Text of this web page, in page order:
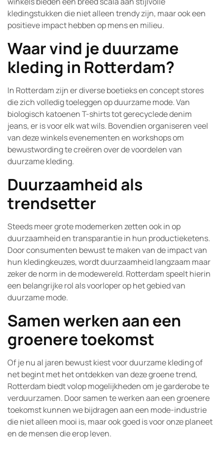
kledingstukken die niet alleen trendy zijn, maar ook een
positieve impact hebben op mens en milieu.
Waar vind je duurzame
kleding in Rotterdam?
In Rotterdam zijn er diverse boetieks en concept stores
die zich volledig toeleggen op duurzame mode. Van
biologisch katoenen T-shirts tot gerecyclede denim
jeans, er is voor elk wat wils. Bovendien organiseren veel
van deze winkels evenementen en workshops om
bewustwording te creëren over de voordelen van
duurzame kleding.
Duurzaamheid als
trendsetter
Steeds meer grote modemerken zetten ook in op
duurzaamheid en transparantie in hun productieketens.
Door consumenten bewust te maken van de impact van
hun kledingkeuzes, wordt duurzaamheid langzaam maar
zeker de norm in de modewereld. Rotterdam speelt hierin
een belangrijke rol als voorloper op het gebied van
duurzame mode.
Samen werken aan een
groenere toekomst
Of je nu al jaren bewust kiest voor duurzame kleding of
net begint met het ontdekken van deze groene trend,
Rotterdam biedt volop mogelijkheden om je garderobe te
verduurzamen. Door samen te werken aan een groenere
toekomst kunnen we bijdragen aan een mode-industrie
die niet alleen mooi is, maar ook goed is voor onze planeet
en de mensen die erop leven.